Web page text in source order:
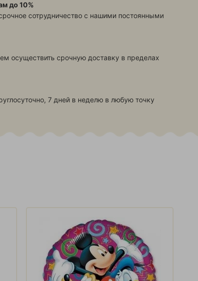
до 10%
сотрудничество с нашими постоянными
осуществить срочную доставку в пределах
7 дней в неделю в любую точку